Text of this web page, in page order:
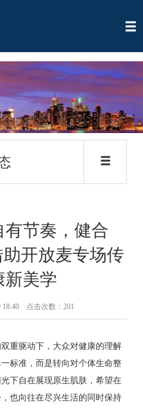
有节奏，健合
助开放麦专场传
新美学
18:40 点击次数：201
重驱动下，大众对健康的理解
标准，而是转向对个体生命整
下自在展现原生肌肤，希望在
也向往在尽兴生活的同时保持